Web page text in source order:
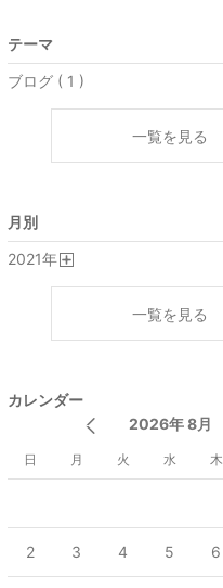
テーマ
ブログ ( 1 )
一覧を見る
月別
2021年
一覧を見る
カレンダー
2026年 8月
日 月 火 水 木
2 3 4 5 6